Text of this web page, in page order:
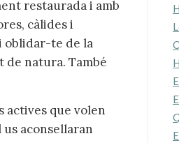
restaurada i amb
càlides i
oblidar-te de la
de natura. També
actives que volen
us aconsellaran